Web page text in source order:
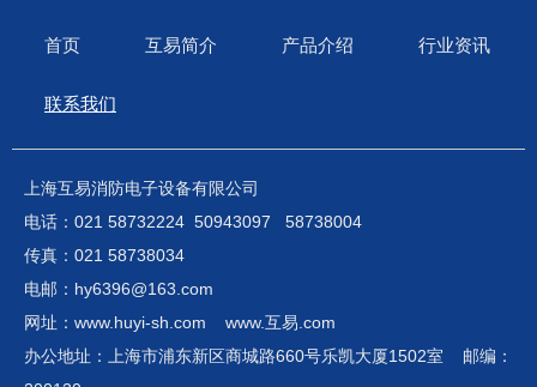
首页 互易简介 产品介绍 行业资讯
联系我们
上海互易消防电子设备有限公司
电话：021 58732224 50943097 58738004
传真：021 58738034
电邮：hy6396@163.com
网址：www.huyi-sh.com www.互易.com
办公地址：上海市浦东新区商城路660号乐凯大厦1502室 邮编：